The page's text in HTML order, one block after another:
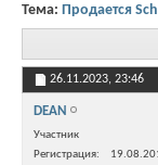
Тема: Продается
26.11.2023, 23:46
DEAN
Участник
Регистрация